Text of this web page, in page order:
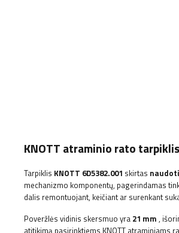
KNOTT atraminio rato
Tarpiklis KNOTT 6D5382.001 skirtas
mechanizmo komponentų, pagerindamas
dalis remontuojant, keičiant ar surenkant
Poveržlės vidinis skersmuo yra 21 mm ,
atitikimą pasirinktiems KNOTT atraminiams